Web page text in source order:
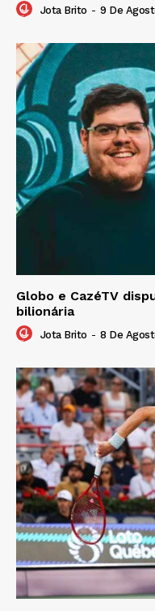
Jota Brito - 9 De
Globo e CazéTV
bilionária
Jota Brito - 8 De